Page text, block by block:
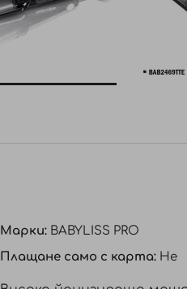
Марки: BABYLISS PRO
Плащане само с карта: Не